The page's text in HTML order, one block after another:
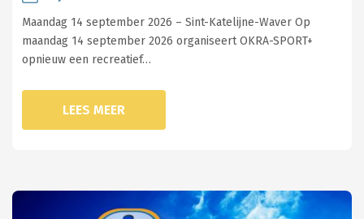
Maandag 14 september 2026 – Sint-Katelijne-Waver Op
maandag 14 september 2026 organiseert OKRA-SPORT+
opnieuw een recreatief…
LEES MEER